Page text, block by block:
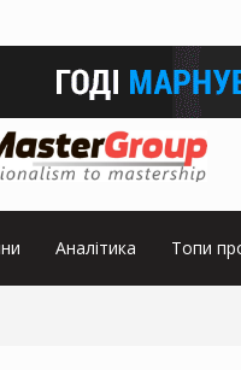
Аналітика Топи